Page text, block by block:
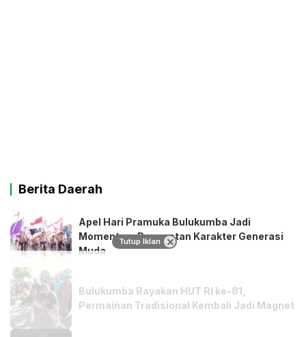
Berita Daerah
Apel Hari Pramuka Bulukumba Jadi
Momentum Penguatan Karakter Generasi
Muda
Bulukumba Rayakan HUT RI ke-81,
Permainan Tradisional Kembali Jadi Magnet
Tutup Iklan